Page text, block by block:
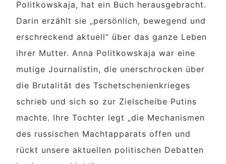
Politkowskaja, hat ein Buch herausgebracht.
Darin erzählt sie „persönlich, bewegend und
erschreckend aktuell“ über das ganze Leben
ihrer Mutter. Anna Politkowskaja war eine
mutige Journalistin, die unerschrocken über
die Brutalität des Tschetschenienkrieges
schrieb und sich so zur Zielscheibe Putins
machte. Ihre Tochter legt „die Mechanismen
des russischen Machtapparats offen und
rückt unsere aktuellen politischen Debatten